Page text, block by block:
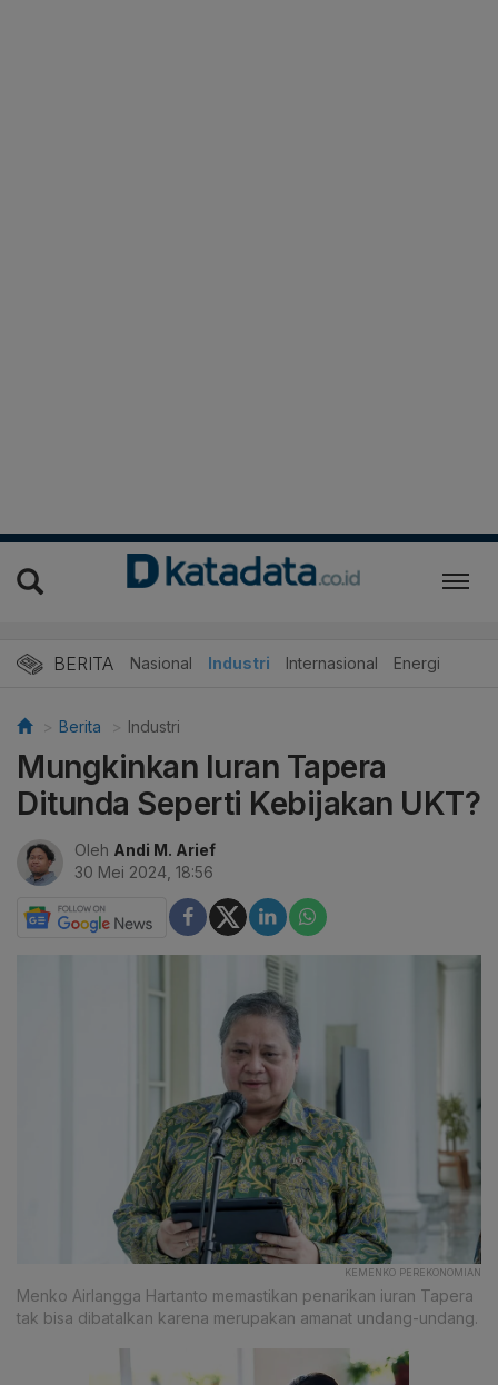
BERITA Nasional Industri Internasional Energi
Berita Industri
Mungkinkan Iuran Tapera
Ditunda Seperti Kebijakan UKT?
Oleh Andi M. Arief
30 Mei 2024, 18:56
KEMENKO PEREKONOMIAN
Menko Airlangga Hartanto memastikan penarikan iuran Tapera
tak bisa dibatalkan karena merupakan amanat undang-undang.